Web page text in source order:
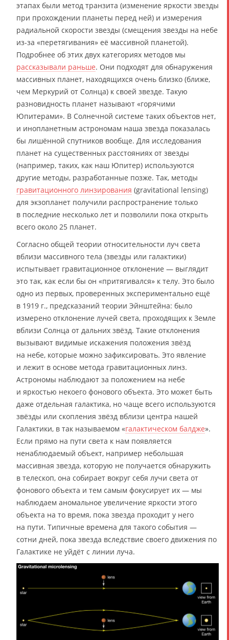
этапах были метод транзита (изменение яркости звезды
при прохождении планеты перед ней) и измерения
радиальной скорости звезды (смещения звезды на небе
из-за «перетягивания» её массивной планетой).
Подробнее об этих двух категориях методов мы
рассказывали раньше. Они подходят для обнаружения
массивных планет, находящихся очень близко (ближе,
чем Меркурий от Солнца) к своей звезде. Такую
разновидность планет называют «горячими
Юпитерами». В Солнечной системе таких объектов нет,
и инопланетным астрономам наша звезда показалась
бы лишённой спутников вообще. Для исследования
планет на существенных расстояниях от звезды
(например, таких, как наш Юпитер) используются
другие методы, разработанные позже. Так, методы
гравитационного линзирования (gravitational lensing)
для экзопланет получили распространение только
в последние несколько лет и позволили пока открыть
всего около 25 планет.
Согласно общей теории относительности луч света
вблизи массивного тела (звезды или галактики)
испытывает гравитационное отклонение — выглядит
это так, как если бы он «притягивался» к телу. Это было
одно из первых, проверенных экспериментально ещё
в 1919 г., предсказаний теории Эйнштейна: было
измерено отклонение лучей света, проходящих к Земле
вблизи Солнца от дальних звёзд. Такие отклонения
вызывают видимые искажения положения звёзд
на небе, которые можно зафиксировать. Это явление
и лежит в основе метода гравитационных линз.
Астрономы наблюдают за положением на небе
и яркостью некоего фонового объекта. Это может быть
даже отдельная галактика, но чаще всего используются
звёзды или скопления звёзд вблизи центра нашей
Галактики, в так называемом «галактическом балдже».
Если прямо на пути света к нам появляется
ненаблюдаемый объект, например небольшая
массивная звезда, которую не получается обнаружить
в телескоп, она собирает вокруг себя лучи света от
фонового объекта и тем самым фокусирует их — мы
наблюдаем аномальное увеличение яркости этого
объекта на то время, пока звезда проходит у него
на пути. Типичные времена для такого события —
сотни дней, пока звезда вследствие своего движения по
Галактике не уйдёт с линии луча.